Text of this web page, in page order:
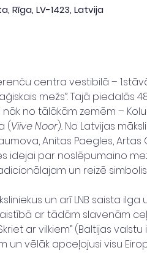
Rīga, LV-1423, Latvija
centra vestibilā –
mežs”. Tajā piedalās
no tālākām zemēm –
(Viive Noor).. No Latvijas
Anitas Paegles,
idejai par noslēpumaino
un reizē
un arī LNB saista
ar tādām slavenām
ar vilkiem” (Baltijas
vēlāk apceļojusi visu